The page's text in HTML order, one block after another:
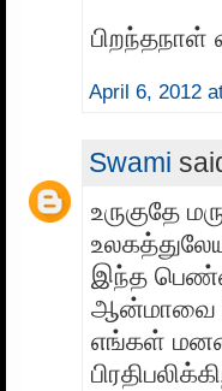
பிறந்தநாள்
April 6, 2012
Swami
உருகுதே
இந்த
ஆன்மாவை
எங்கள்